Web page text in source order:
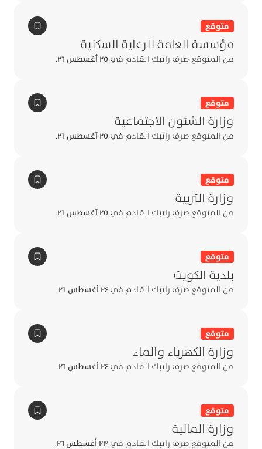
متوقع
مؤسسة العامة للرعاية السكنية
من المتوقع صرف راتبك القادم في ٢٥ أغسطس ٢٦ .
متوقع
وزارة الشئون الاجتماعية
من المتوقع صرف راتبك القادم في ٢٥ أغسطس ٢٦ .
متوقع
وزارة التربية
من المتوقع صرف راتبك القادم في ٢٥ أغسطس ٢٦ .
متوقع
بلدية الكويت
من المتوقع صرف راتبك القادم في ٢٤ أغسطس ٢٦ .
متوقع
وزارة الكهرباء والماء
من المتوقع صرف راتبك القادم في ٢٤ أغسطس ٢٦ .
متوقع
وزارة المالية
من المتوقع صرف راتبك القادم في ٢٣ أغسطس ٢٦ .